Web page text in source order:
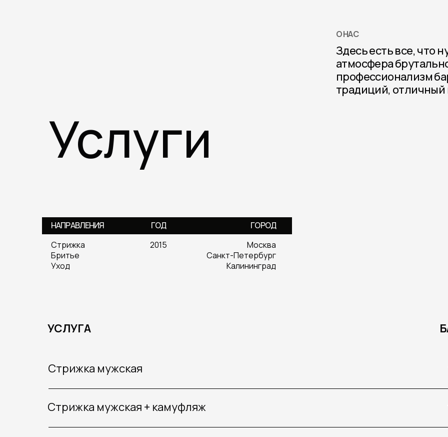
О НАС
Здесь есть все, что
атмосфера
профессионализм
традиций, отличный
Услуги
НАПРАВЛЕНИЯ ГОД
ГОРОД
Стрижка
2015
Москва
Бритье
Санкт-Петербург
Уход
Калининград
Стрижка мужская + камуфляж
Стрижка мужская
УСЛУГА